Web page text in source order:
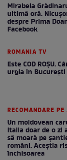
Mirabela Grădinaru, mutare
ultimă oră.
despre Prima
Facebook
ROMANIA TV
Este COD ROŞU.
urgia în Bucureşti
RECOMANDARE
Un moldovean
Italia doar de o zi
să moară pe
români. Aceștia
închisoarea